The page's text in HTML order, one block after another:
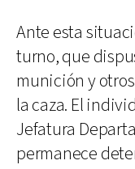
Ante esta
turno, que
munición y
la caza. El
Jefatura
permanece